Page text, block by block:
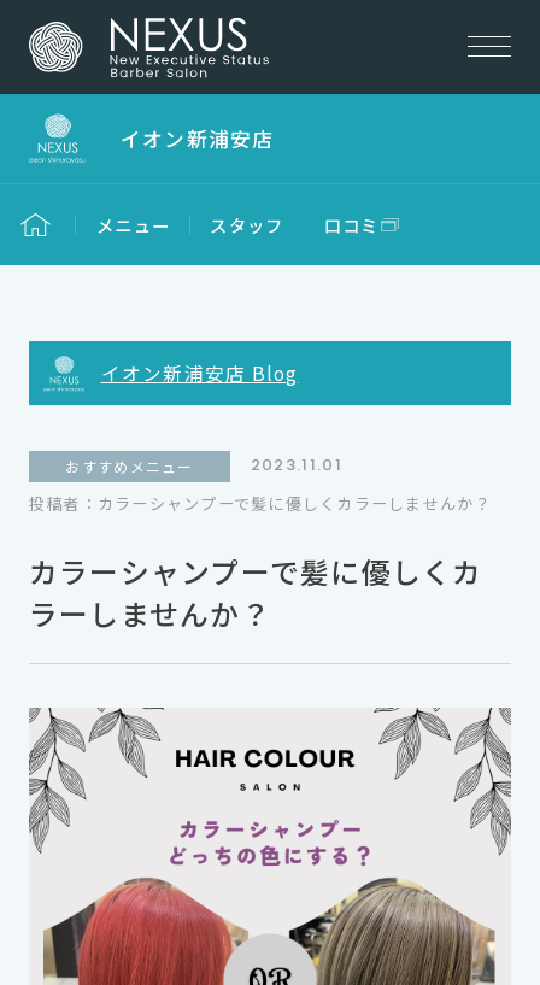
イオン新浦安店 Blog
カラーシャンプーで髪に優しくカ
ラーしませんか？
おすすめメニュー
2023.11.01
投稿者：カラーシャンプーで髪に優しくカラーしませんか？
イオン新浦安店
メニュー スタッフ 口コミ